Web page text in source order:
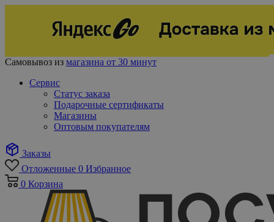
Самовывоз из магазина от 30 минут
Сервис
Статус заказа
Подарочные сертификаты
Магазины
Оптовым покупателям
Заказы
Отложенные 0 Избранное
0 Корзина